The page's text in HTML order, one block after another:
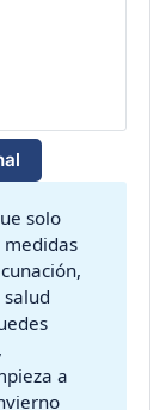
solo
medidas
a